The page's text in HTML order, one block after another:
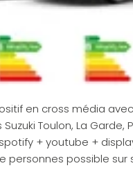
en cross média
Toulon, La
+ youtube +
personnes possible sur